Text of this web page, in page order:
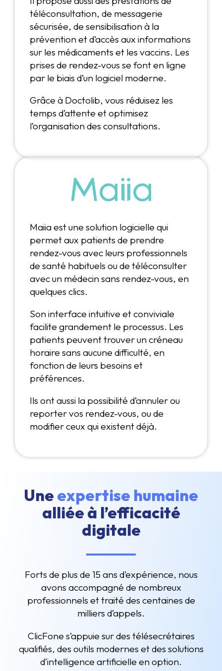
téléconsultation, de messagerie
sécurisée, de sensibilisation à la
prévention et d’accès aux informations
sur les médicaments et les vaccins. Les
prises de rendez-vous se font en ligne
par le biais d’un logiciel moderne.
Grâce à Doctolib, vous réduisez les
temps d’attente et optimisez
l’organisation des consultations.
Maiia est une solution logicielle qui
permet aux patients de prendre
rendez-vous avec leurs professionnels
de santé habituels ou de téléconsulter
avec un médecin sans rendez-vous, en
quelques clics.
Son interface intuitive et conviviale
facilite grandement le processus. Les
patients peuvent trouver un créneau
horaire sans aucune difficulté, en
fonction de leurs besoins et
préférences.
Ils ont aussi la possibilité d’annuler ou
reporter vos rendez-vous, ou de
modifier ceux qui existent déjà.
Une expertise humaine
alliée à l’efficacité
digitale
Forts de plus de 15 ans d’expérience, nous
avons accompagné de nombreux
professionnels et traité des centaines de
milliers d’appels.
ClicFone s’appuie sur des télésecrétaires
qualifiés, des outils modernes et des solutions
d’intelligence artificielle en option.